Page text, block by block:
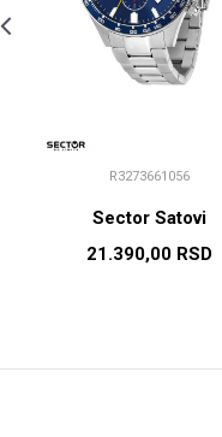
R3273661056
Sector Satovi
21.390,00 RSD